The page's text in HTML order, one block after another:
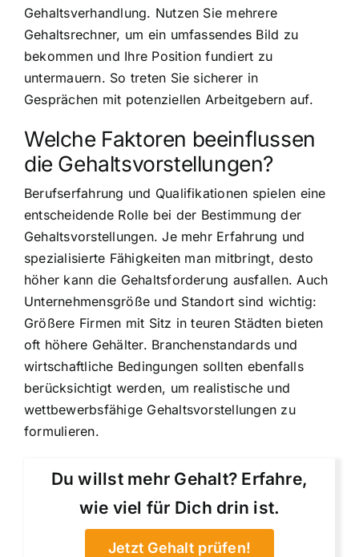
Gehaltsverhandlung. Nutzen Sie mehrere
Gehaltsrechner, um ein umfassendes Bild zu
bekommen und Ihre Position fundiert zu
untermauern. So treten Sie sicherer in
Gesprächen mit potenziellen Arbeitgebern auf.
Welche Faktoren beeinflussen
die Gehaltsvorstellungen?
Berufserfahrung und Qualifikationen spielen eine
entscheidende Rolle bei der Bestimmung der
Gehaltsvorstellungen. Je mehr Erfahrung und
spezialisierte Fähigkeiten man mitbringt, desto
höher kann die Gehaltsforderung ausfallen. Auch
Unternehmensgröße und Standort sind wichtig:
Größere Firmen mit Sitz in teuren Städten bieten
oft höhere Gehälter. Branchenstandards und
wirtschaftliche Bedingungen sollten ebenfalls
berücksichtigt werden, um realistische und
wettbewerbsfähige Gehaltsvorstellungen zu
formulieren.
Du willst mehr Gehalt? Erfahre,
wie viel für Dich drin ist.
Jetzt Gehalt prüfen!